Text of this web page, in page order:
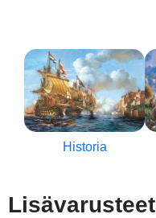
Historia
Lisävarusteet